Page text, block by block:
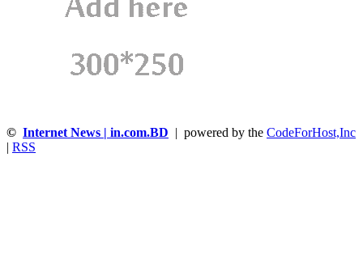
© Internet News | in.com.BD | powered by the CodeForHost,Inc
| RSS